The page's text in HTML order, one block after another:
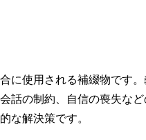
に使用される補綴物です
話の制約、自信の喪失な
な解決策です。